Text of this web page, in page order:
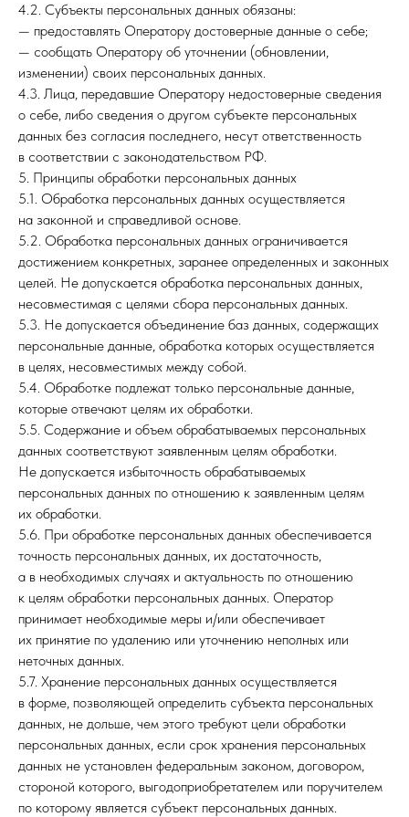
4.2. Субъекты персональных данных обязаны:
— предоставлять Оператору достоверные данные о себе;
— сообщать Оператору об уточнении (обновлении,
изменении) своих персональных данных.
4.3. Лица, передавшие Оператору недостоверные сведения
о себе, либо сведения о другом субъекте персональных
данных без согласия последнего, несут ответственность
в соответствии с законодательством РФ.
5. Принципы обработки персональных данных
5.1. Обработка персональных данных осуществляется
на законной и справедливой основе.
5.2. Обработка персональных данных ограничивается
достижением конкретных, заранее определенных и законных
целей. Не допускается обработка персональных данных,
несовместимая с целями сбора персональных данных.
5.3. Не допускается объединение баз данных, содержащих
персональные данные, обработка которых осуществляется
в целях, несовместимых между собой.
5.4. Обработке подлежат только персональные данные,
которые отвечают целям их обработки.
5.5. Содержание и объем обрабатываемых персональных
данных соответствуют заявленным целям обработки.
Не допускается избыточность обрабатываемых
персональных данных по отношению к заявленным целям
их обработки.
5.6. При обработке персональных данных обеспечивается
точность персональных данных, их достаточность,
а в необходимых случаях и актуальность по отношению
к целям обработки персональных данных. Оператор
принимает необходимые меры и/или обеспечивает
их принятие по удалению или уточнению неполных или
неточных данных.
5.7. Хранение персональных данных осуществляется
в форме, позволяющей определить субъекта персональных
данных, не дольше, чем этого требуют цели обработки
персональных данных, если срок хранения персональных
данных не установлен федеральным законом, договором,
стороной которого, выгодоприобретателем или поручителем
по которому является субъект персональных данных.